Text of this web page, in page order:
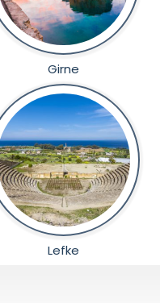
Girne
Lefke